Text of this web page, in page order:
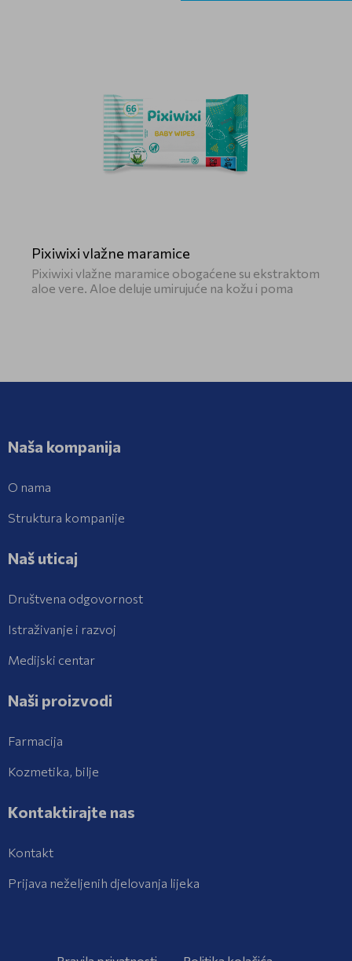
Pixiwixi vlažne maramice
Pixiwixi vlažne maramice obogaćene su ekstraktom
aloe vere. Aloe deluje umirujuće na kožu i poma
Naša kompanija
O nama
Struktura kompanije
Naš uticaj
Društvena odgovornost
Istraživanje i razvoj
Medijski centar
Naši proizvodi
Farmacija
Kozmetika, bilje
Kontaktirajte nas
Kontakt
Prijava neželjenih djelovanja lijeka